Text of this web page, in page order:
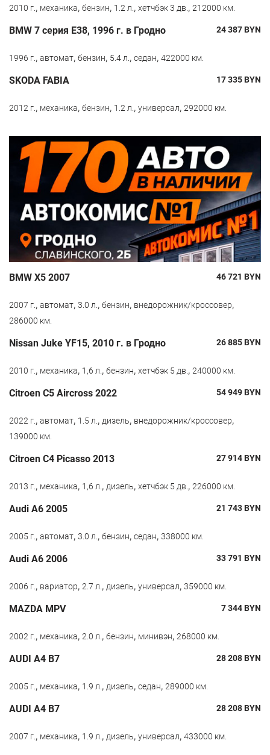
2010 г., механика, бензин, 1.2 л., хетчбэк 3 дв., 212000 км.
BMW 7 серия E38, 1996 г. в Гродно 24 387BYN
1996 г., автомат, бензин, 5.4 л., седан, 422000 км.
SKODA FABIA 17 335BYN
2012 г., механика, бензин, 1.2 л., универсал, 292000 км.
BMW X5 2007 46 721 BYN
2007 г., автомат, 3.0 л., бензин, внедорожник/кроссовер,
286000 км.
Nissan Juke YF15, 2010 г. в Гродно 26 885BYN
2010 г., механика, 1,6 л., бензин, хетчбэк 5 дв., 240000 км.
Citroen С5 Aircross 2022 54 949BYN
2022 г., автомат, 1.5 л., дизель, внедорожник/кроссовер,
139000 км.
Citroen C4 Picasso 2013 27 914BYN
2013 г., механика, 1,6 л., дизель, хетчбэк 5 дв., 226000 км.
Audi A6 2005 21 743BYN
2005 г., автомат, 3.0 л., бензин, седан, 338000 км.
Audi A6 2006 33 791 BYN
2006 г., вариатор, 2.7 л., дизель, универсал, 359000 км.
MAZDA MPV 7 344BYN
2002 г., механика, 2.0 л., бензин, минивэн, 268000 км.
AUDI A4 B7 28 208BYN
2005 г., механика, 1.9 л., дизель, седан, 289000 км.
AUDI A4 B7 28 208BYN
2007 г., механика, 1.9 л., дизель, универсал, 433000 км.